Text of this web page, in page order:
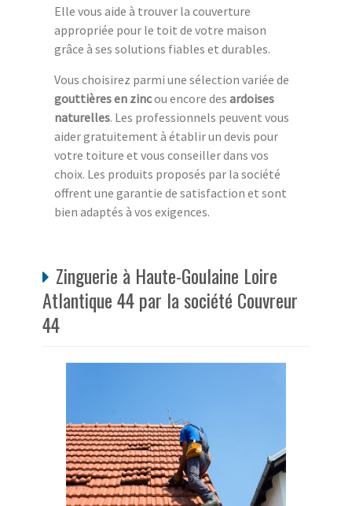
Elle vous aide à trouver la couverture
appropriée pour le toit de votre maison
grâce à ses solutions fiables et durables.
Vous choisirez parmi une sélection variée de
gouttières en zincou encore des ardoises
naturelles. Les professionnels peuvent vous
aider gratuitement à établir un devis pour
votre toiture et vous conseiller dans vos
choix. Les produits proposés par la société
offrent une garantie de satisfaction et sont
bien adaptés à vos exigences.
Zinguerie à Haute-Goulaine Loire
Atlantique 44 par la société Couvreur
44